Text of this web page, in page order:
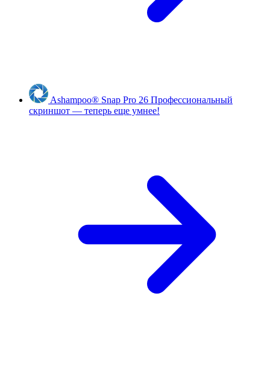
Ashampoo® Snap Pro 26 Профессиональный
скриншот — теперь еще умнее!